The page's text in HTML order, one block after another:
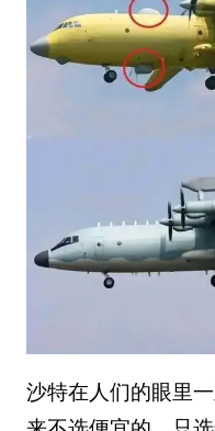
沙特在人们的眼里